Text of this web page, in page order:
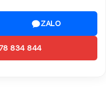
ZALO
834 844